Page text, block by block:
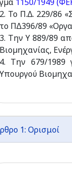
2. Το Π.∆. 229/86
το Π∆396/89
3. Την Υ 889/89
Βιοµηχανίας,
4. Την 679/1989
Υπουργού
1: Ορισμοί